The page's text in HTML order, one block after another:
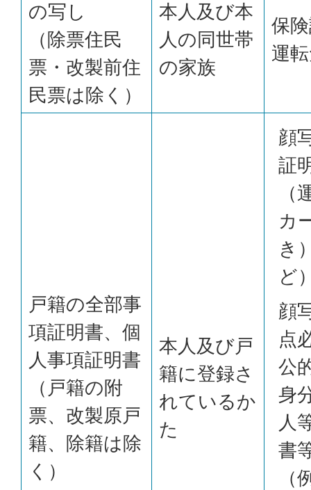
の写し
（除票住民
票・改製前住
民票は除く）
本人及び本
人の同世帯
の家族
保
運
戸籍の全部事
項証明書、個
人事項証明書
（戸籍の附
票、改製原戸
籍、除籍は除
く）
本人及び戸
籍に登録さ
れているか
た
顔
証
（
カ
き
ど
顔
点
公
身
人
書
（